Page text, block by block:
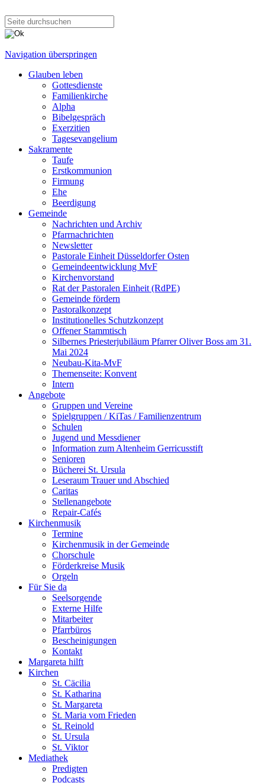
Navigation überspringen
Glauben leben
Gottesdienste
Familienkirche
Alpha
Bibelgespräch
Exerzitien
Tagesevangelium
Sakramente
Taufe
Erstkommunion
Firmung
Ehe
Beerdigung
Gemeinde
Nachrichten und Archiv
Pfarrnachrichten
Newsletter
Pastorale Einheit Düsseldorfer Osten
Gemeindeentwicklung MvF
Kirchenvorstand
Rat der Pastoralen Einheit (RdPE)
Gemeinde fördern
Pastoralkonzept
Institutionelles Schutzkonzept
Offener Stammtisch
Silbernes Priesterjubiläum Pfarrer Oliver Boss am 31.
Mai 2024
Neubau-Kita-MvF
Themenseite: Konvent
Intern
Angebote
Gruppen und Vereine
Spielgruppen / KiTas / Familienzentrum
Schulen
Jugend und Messdiener
Information zum Altenheim Gerricusstift
Senioren
Bücherei St. Ursula
Leseraum Trauer und Abschied
Caritas
Stellenangebote
Repair-Cafés
Kirchenmusik
Termine
Kirchenmusik in der Gemeinde
Chorschule
Förderkreise Musik
Orgeln
Für Sie da
Seelsorgende
Externe Hilfe
Mitarbeiter
Pfarrbüros
Bescheinigungen
Kontakt
Margareta hilft
Kirchen
St. Cäcilia
St. Katharina
St. Margareta
St. Maria vom Frieden
St. Reinold
St. Ursula
St. Viktor
Mediathek
Predigten
Podcasts